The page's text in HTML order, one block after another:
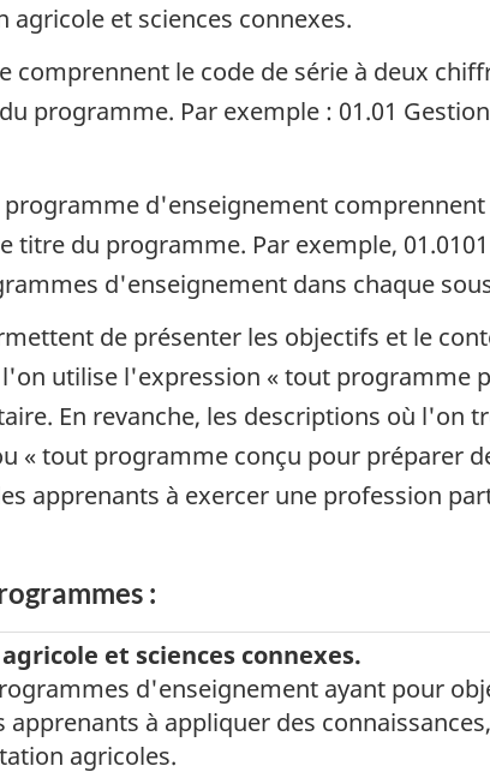
et sciences connexes.
comprennent le code de série à deux
programme. Par exemple : 01.01
programme d'enseignement
titre du programme. Par exemple,
d'enseignement dans chaque
de présenter les objectifs et le
utilise l'expression « tout programme
En revanche, les descriptions où l'on
« tout programme conçu pour préparer
apprenants à exercer une profession
:
et sciences connexes.
d'enseignement ayant pour
à appliquer des
agricoles.